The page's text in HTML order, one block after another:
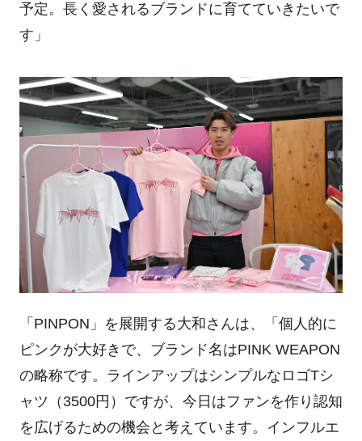
予定。長く愛されるブランドに育てていきたいで
す」
「PINPON」を展開する大和さんは、「個人的に
ピンクが大好きで、ブランド名はPINK WEAPON
の略称です。ラインアップはシンプルなロゴTシ
ャツ（3500円）ですが、今日はファンを作り認知
を広げるための機会と考えています。インフルエ